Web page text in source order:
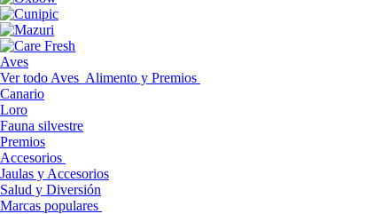
Aves
Ver todo Aves Alimento y Premios
Canario
Loro
Fauna silvestre
Premios
Accesorios
Jaulas y Accesorios
Salud y Diversión
Marcas populares